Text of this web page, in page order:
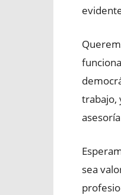
trabajo,
sea